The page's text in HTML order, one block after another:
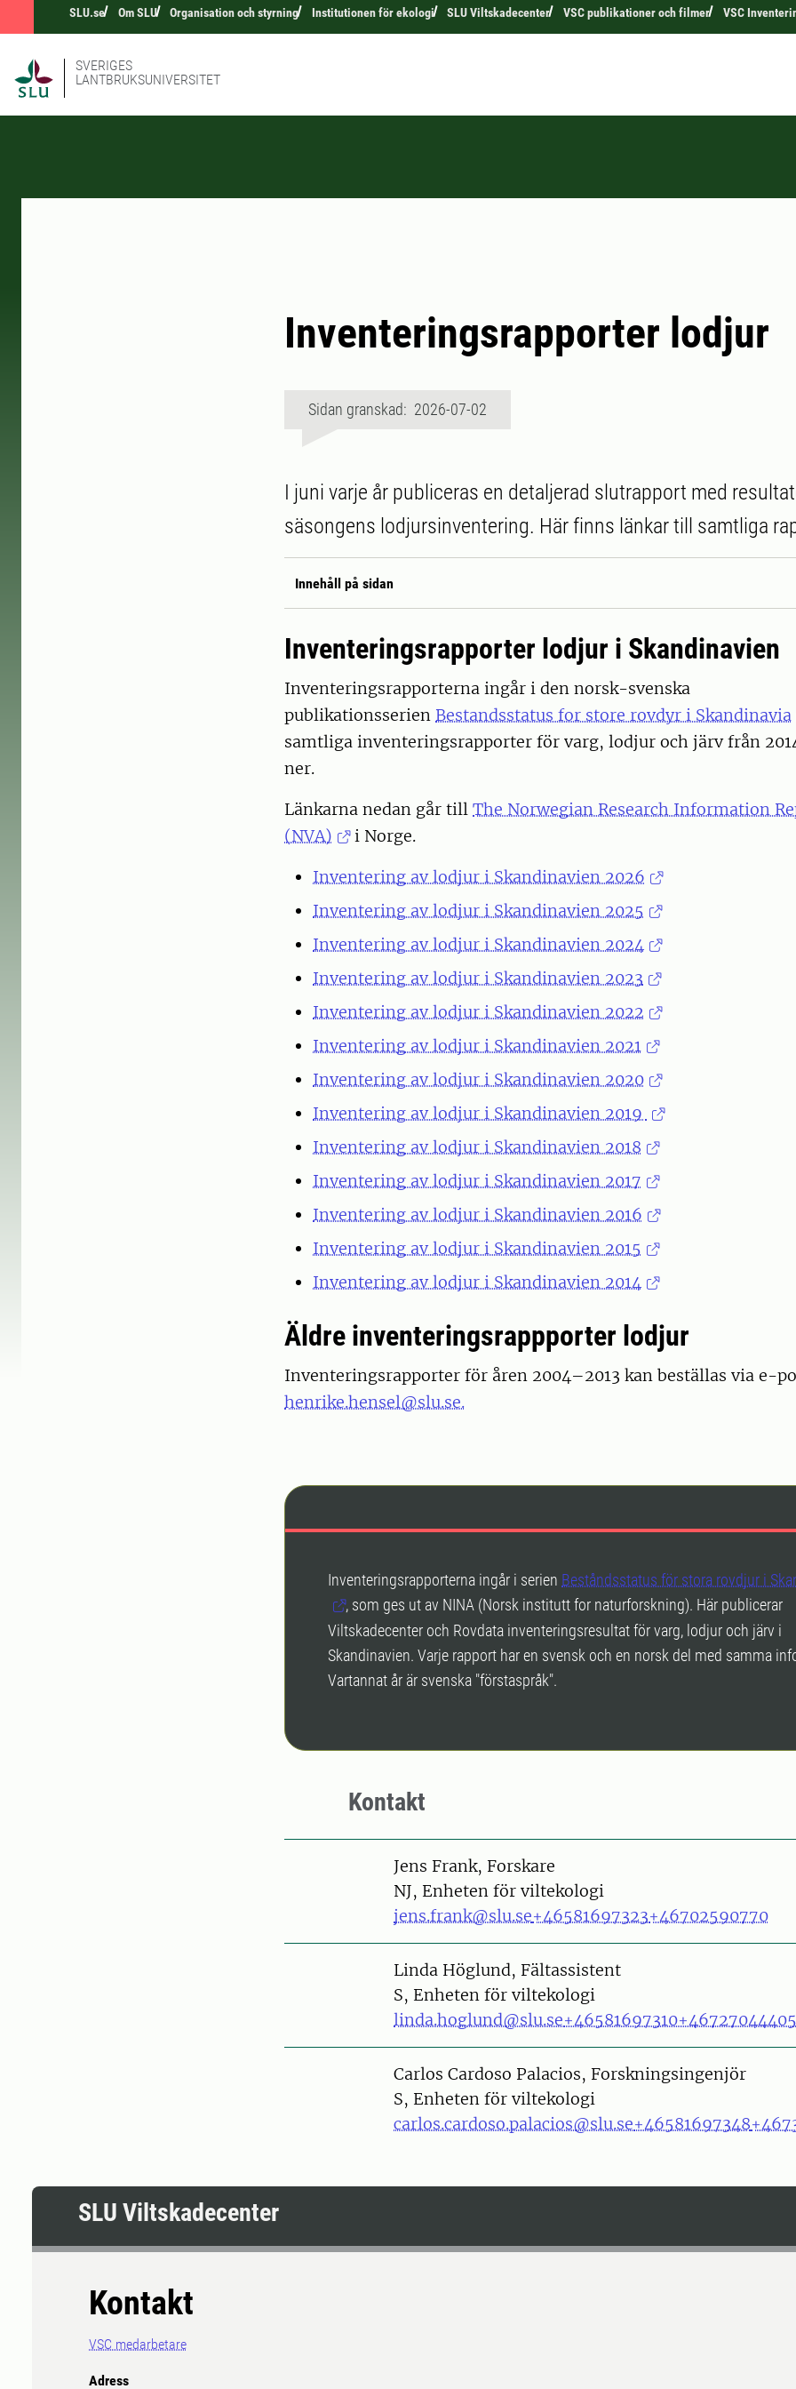
SLU.se Om SLU Organisation och styrning Institutionen för ekologi SLU Viltskadecenter VSC publikationer och filmer VSC
SVERIGES
LANTBRUKSUNIVERSITET
Inventeringsrapporter lodjur
Sidan granskad: 2026-07-02
I juni varje år publiceras en detaljerad slutrapport med
säsongens lodjursinventering. Här finns länkar till samtliga
Innehåll på sidan
Inventeringsrapporter lodjur i Skandinavien
Inventeringsrapporterna ingår i den norsk-svenska
publikationsserien Bestandsstatus for store rovdyr i Skandinavia
samtliga inventeringsrapporter för varg, lodjur och järv från
ner.
Länkarna nedan går till The Norwegian Research Information
(NVA)
i Norge.
Inventering av lodjur i Skandinavien 2026
Inventering av lodjur i Skandinavien 2025
Inventering av lodjur i Skandinavien 2024
Inventering av lodjur i Skandinavien 2023
Inventering av lodjur i Skandinavien 2022
Inventering av lodjur i Skandinavien 2021
Inventering av lodjur i Skandinavien 2020
Inventering av lodjur i Skandinavien 2019
Inventering av lodjur i Skandinavien 2018
Inventering av lodjur i Skandinavien 2017
Inventering av lodjur i Skandinavien 2016
Inventering av lodjur i Skandinavien 2015
Inventering av lodjur i Skandinavien 2014
Äldre inventeringsrappporter lodjur
Inventeringsrapporter för åren 2004–2013 kan beställas via e-
henrike.hensel@slu.se.
Inventeringsrapporterna ingår i serien Beståndsstatus för stora rovdjur i
, som ges ut av NINA (Norsk institutt for naturforskning). Här publicerar
Viltskadecenter och Rovdata inventeringsresultat för varg, lodjur och järv i
Skandinavien. Varje rapport har en svensk och en norsk del med samma
Vartannat år är svenska "förstaspråk".
Kontakt
PersonJens Frank, Forskare
NJ, Enheten för viltekologi
jens.frank@slu.se+46581697323+46702590770
PersonLinda Höglund, Fältassistent
S, Enheten för viltekologi
linda.hoglund@slu.se+46581697310+46727044405
PersonCarlos Cardoso Palacios, Forskningsingenjör
S, Enheten för viltekologi
carlos.cardoso.palacios@slu.se+46581697348
SLU Viltskadecenter
Kontakt
VSC medarbetare
Adress